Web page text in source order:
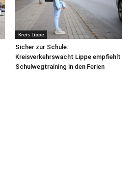
Kreis Lippe
Sicher zur Schule:
Kreisverkehrswacht Lippe empfiehlt
Schulwegtraining in den Ferien